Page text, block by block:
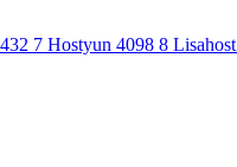
7 Hostyun 4098 8 Lisahost